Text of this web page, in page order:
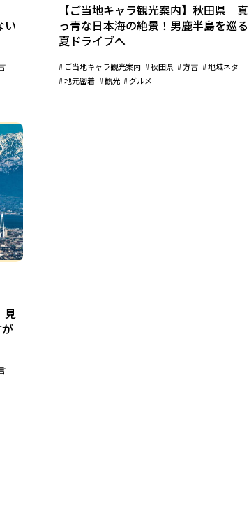
い
【ご当地キャラ観光案内】秋田県 真
っ青な日本海の絶景！男鹿半島を巡る
夏ドライブへ
ご当地キャラ観光案内 秋田県 方言
地域ネタ
地元密着
観光 グルメ
見